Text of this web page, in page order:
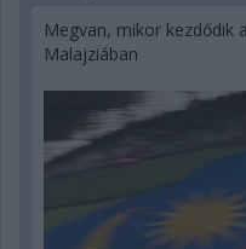
Megvan, mikor kezdődik
Malajziában